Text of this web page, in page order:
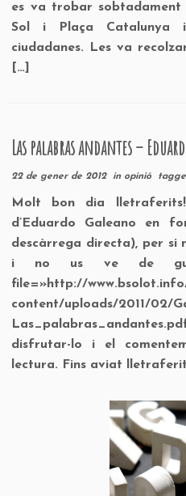
es va trobar sobtadament
Sol i Plaça Catalunya i
ciudadanes. Les va
[…]
Las palabras andantes –
22 de gener de 2012in opinió
Molt bon dia
d’Eduardo Galeano en
descàrrega directa), per si
i no us ve de gust
file=»http://
content/uploads/2011/02/
disfrutar-lo i el
lectura. Fins aviat